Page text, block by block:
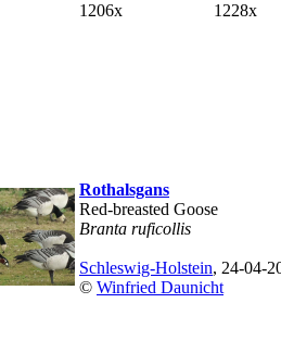
1206x 1228x
Rothalsgans
Red-breasted Goose
Branta ruficollis
Schleswig-Holstein, 24-04-
© Winfried Daunicht